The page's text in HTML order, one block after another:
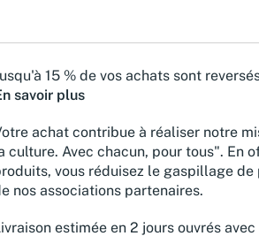
15 % de vos achats sont
savoir plus
achat contribue à réaliser notre
culture. Avec chacun, pour tous". En
vous réduisez le gaspillage
nos associations partenaires.
estimée en 2 jours ouvrés